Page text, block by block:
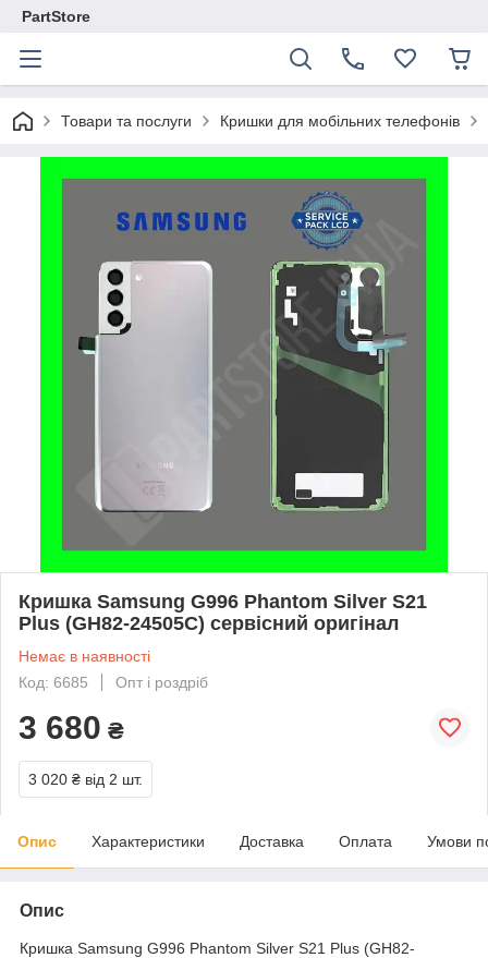
PartStore
Товари та послуги Кришки для мобільних телефонів
Кришка Samsung G996 Phantom Silver S21
Plus (GH82-24505C) сервісний оригінал
Немає в наявності
Код: 6685
Опт і роздріб
3 680 ₴
3 020 ₴ від 2 шт.
Опис Характеристики Доставка Оплата Умови
Опис
Кришка Samsung G996 Phantom Silver S21 Plus (GH82-